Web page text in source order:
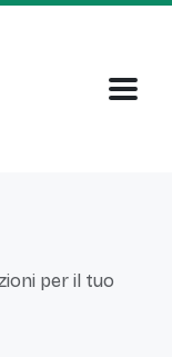
per il tuo